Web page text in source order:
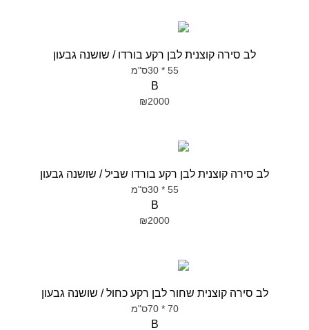
לב סירה קוצנית לבן רקע בורדו / שושנה גבעון
55 * 30ס"מ
B
₪2000
לב סירה קוצנית לבן רקע בורדו שביל / שושנה גבעון
55 * 30ס"מ
B
₪2000
לב סירה קוצנית שחור לבן רקע כחול / שושנה גבעון
70 * 70ס"מ
B